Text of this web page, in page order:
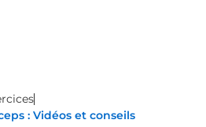
: Vidéos et conseils